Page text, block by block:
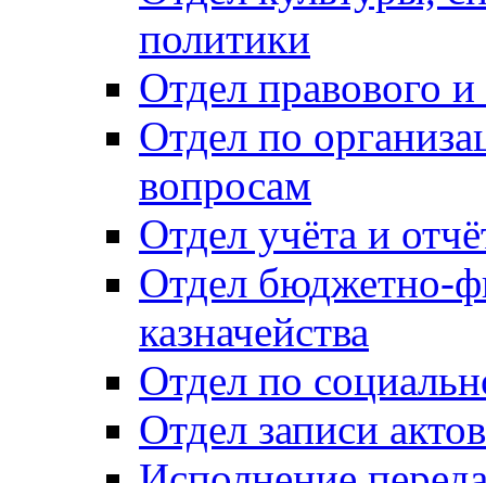
политики
Отдел правового
Отдел по
вопросам
Отдел учёта и
Отдел бюджетно-
казначейства
Отдел по
Отдел записи